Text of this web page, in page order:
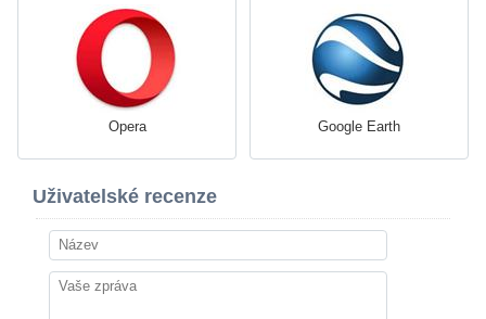
Opera Google Earth
Uživatelské recenze